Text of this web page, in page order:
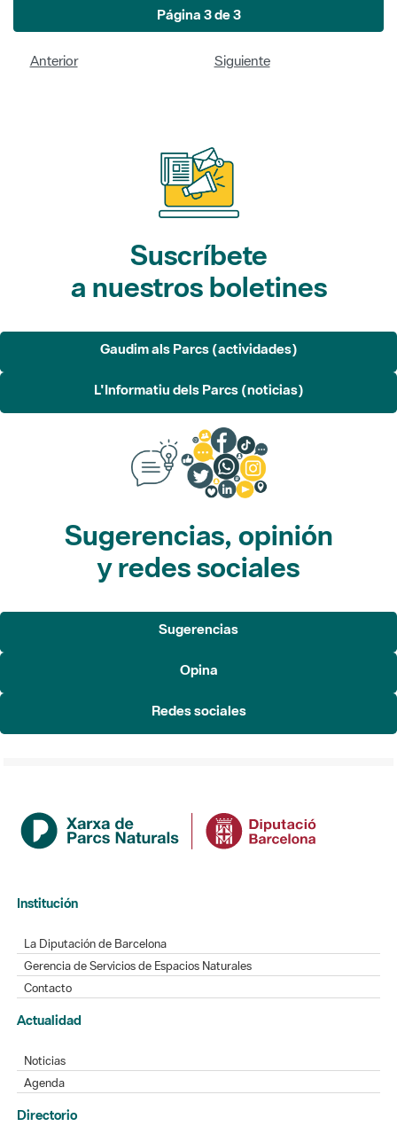
Página 3 de 3
Anterior Siguiente
Suscríbete
a nuestros boletines
Gaudim als Parcs (actividades)
L'Informatiu dels Parcs (noticias)
Sugerencias, opinión
y redes sociales
Sugerencias
Opina
Redes sociales
Institución
La Diputación de Barcelona
Gerencia de Servicios de Espacios Naturales
Contacto
Actualidad
Noticias
Agenda
Directorio